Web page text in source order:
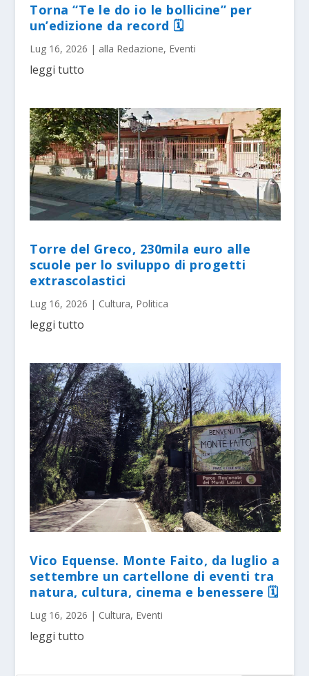
Torna “Te le do io le bollicine” per
un’edizione da record 🗓
Lug 16, 2026 | alla Redazione, Eventi
leggi tutto
Torre del Greco, 230mila euro alle
scuole per lo sviluppo di progetti
extrascolastici
Lug 16, 2026 | Cultura, Politica
leggi tutto
Vico Equense. Monte Faito, da luglio a
settembre un cartellone di eventi tra
natura, cultura, cinema e benessere 🗓
Lug 16, 2026 | Cultura, Eventi
leggi tutto